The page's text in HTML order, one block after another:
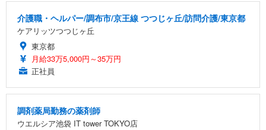
介護職・ヘルパー/調布市/京王線 つつじヶ丘/訪問介護/東京都
ケアリッツつつじヶ丘
東京都
月給33万5,000円～35万円
正社員
調剤薬局勤務の薬剤師
ウエルシア池袋 IT tower TOKYO店